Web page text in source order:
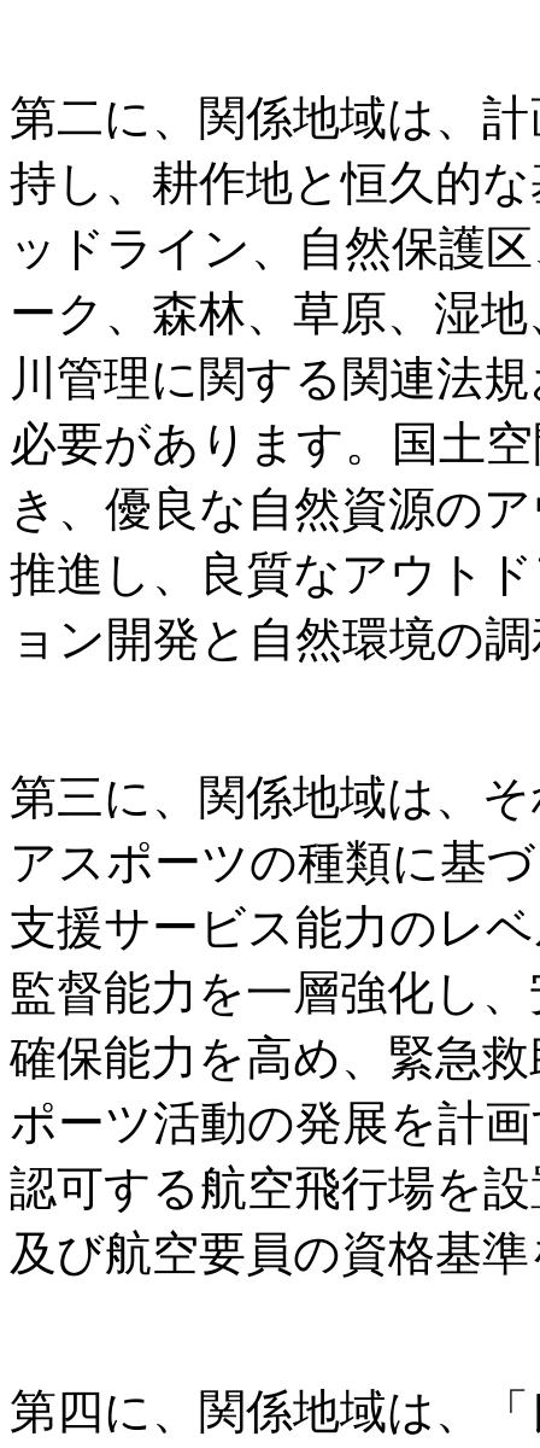
第二に、関係地域は、
持し、耕作地と恒久的
ッドライン、自然保護
ーク、森林、草原、湿
川管理に関する関連法
必要があります。国土
き、優良な自然資源の
推進し、良質なアウト
ョン開発と自然環境の
第三に、関係地域は、
アスポーツの種類に基
支援サービス能力のレ
監督能力を一層強化し
確保能力を高め、緊急
ポーツ活動の発展を計
認可する航空飛行場を
及び航空要員の資格基
第四に、関係地域は、